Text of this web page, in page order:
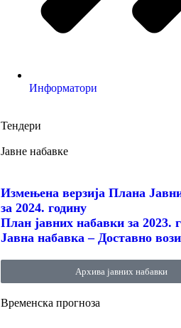
Информатори
Тендери
Јавне набавке
Измењенa верзијa Плана
за 2024. годину
План јавних набавки за 2023.
Јавна набавка – Доставно
Архива јавних набавки
Временска прогноза